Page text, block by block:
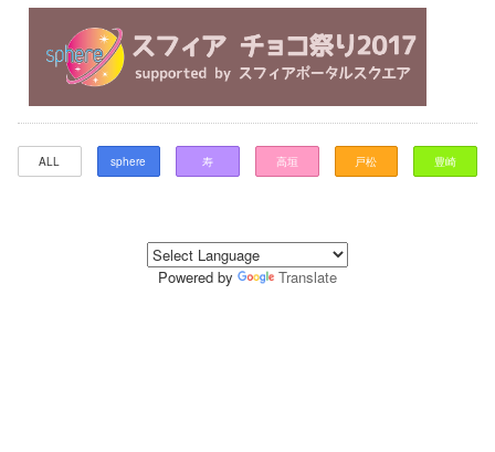
ALL sphere 寿 高垣 戸松 豊崎
Powered by Translate